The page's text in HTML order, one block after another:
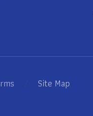
/ Site Map